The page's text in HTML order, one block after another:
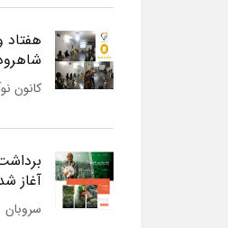
هفتاد
کانون
آغاز
سروبان